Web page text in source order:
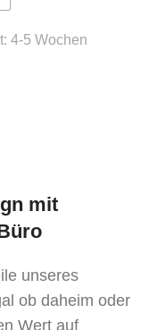
4-5 Wochen
mit
unseres
ob daheim oder
Wert auf